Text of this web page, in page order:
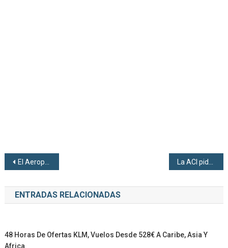
Navegación de entradas
El Aeropuerto de Palma de Mallorca inicia la segunda fase de obras en la zona de facturación
ENTRADAS RELACIONADAS
48 Horas De Ofertas KLM, Vuelos Desde 528€ A Caribe, Asia Y
Africa